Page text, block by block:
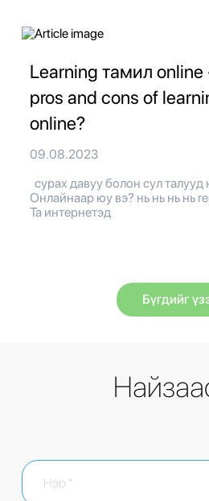
Learning тамил
pros and cons of
online?
09.08.2023
сурах давуу болон сул
Онлайнаар юу вэ? нь нь нь нь
Та интернетэд
Бүгдийг